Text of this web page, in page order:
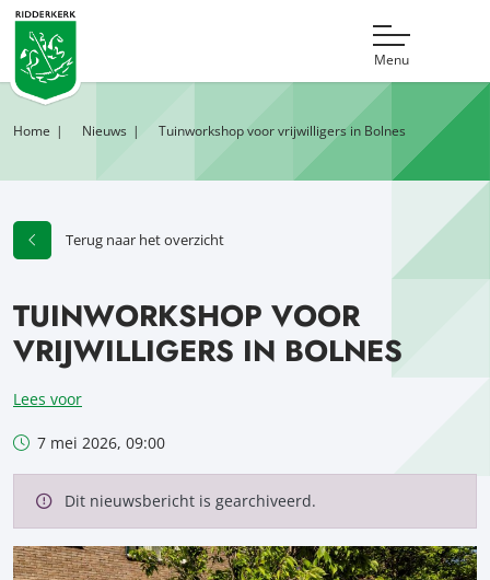
Menu
Home Nieuws Tuinworkshop voor vrijwilligers in Bolnes
Terug naar het overzicht
TUINWORKSHOP VOOR
VRIJWILLIGERS IN BOLNES
Lees voor
7 mei 2026, 09:00
Dit nieuwsbericht is gearchiveerd.